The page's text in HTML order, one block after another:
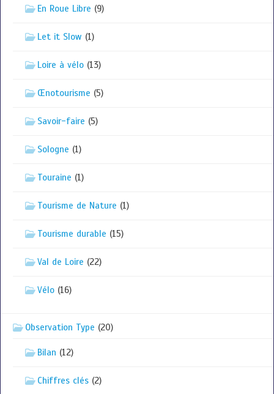
En Roue Libre (9)
Let it Slow (1)
Loire à vélo (13)
Œnotourisme (5)
Savoir-faire (5)
Sologne (1)
Touraine (1)
Tourisme de Nature (1)
Tourisme durable (15)
Val de Loire (22)
Vélo (16)
Observation Type (20)
Bilan (12)
Chiffres clés (2)